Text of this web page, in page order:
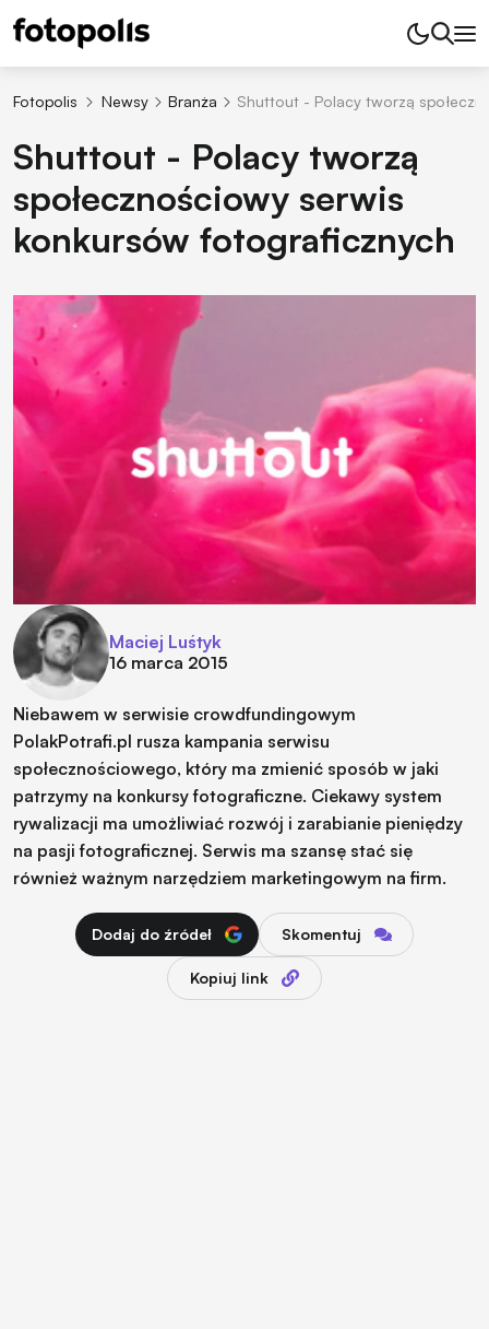
Fotopolis Newsy Branża Shuttout - Polacy tworzą
Shuttout - Polacy tworzą
społecznościowy serwis
konkursów fotograficznych
Maciej Luśtyk
16 marca 2015
Niebawem w serwisie crowdfundingowym
PolakPotrafi.pl rusza kampania serwisu
społecznościowego, który ma zmienić sposób w jaki
patrzymy na konkursy fotograficzne. Ciekawy system
rywalizacji ma umożliwiać rozwój i zarabianie pieniędzy
na pasji fotograficznej. Serwis ma szansę stać się
również ważnym narzędziem marketingowym na firm.
Dodaj do źródeł Skomentuj
Kopiuj link